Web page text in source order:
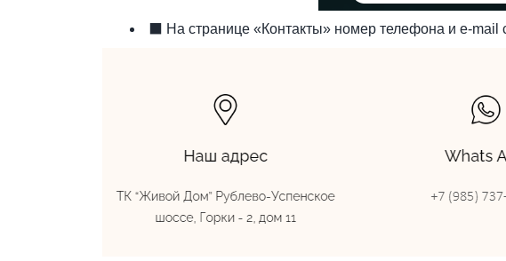
⬛ На странице «Контакты» номер телефона и e-